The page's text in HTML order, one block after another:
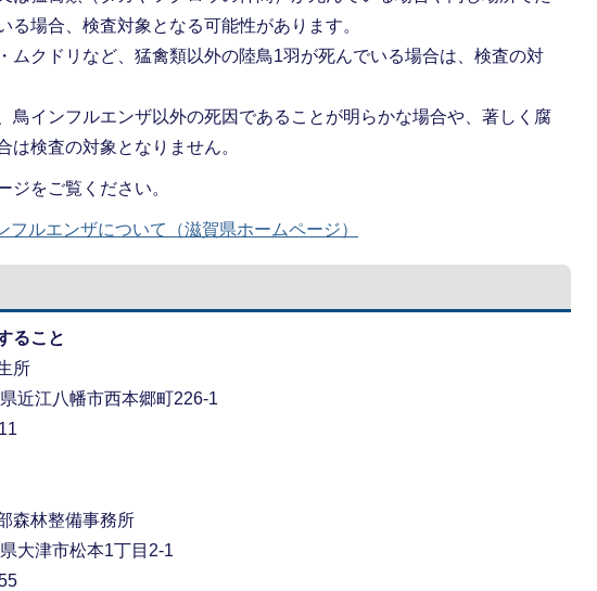
る場合、検査対象となる可能性があります。
ムクドリなど、猛禽類以外の陸鳥1羽が死んでいる場合は、検査の対
鳥インフルエンザ以外の死因であることが明らかな場合や、著しく腐
は検査の対象となりません。
ジをご覧ください。
フルエンザについて（滋賀県ホームページ）
ること
所
近江八幡市西本郷町226-1
森林整備事務所
大津市松本1丁目2-1